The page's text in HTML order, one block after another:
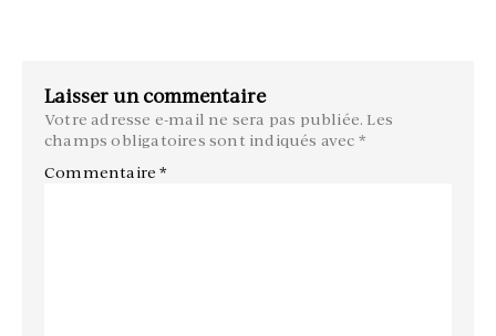
Laisser un commentaire
Votre adresse e-mail ne sera pas publiée. Les
champs obligatoires sont indiqués avec *
Commentaire*